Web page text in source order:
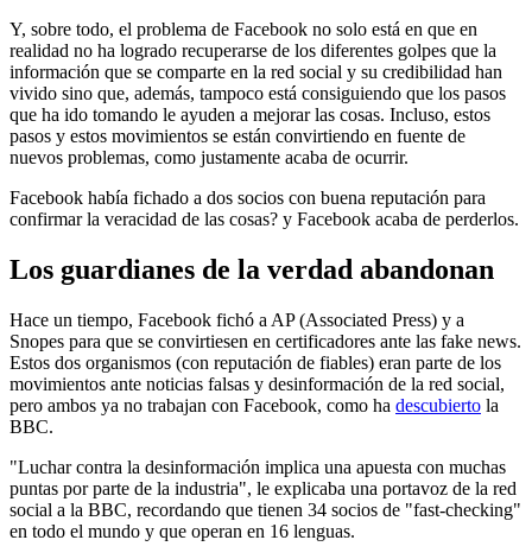
Y, sobre todo, el problema de Facebook no solo está en que en
realidad no ha logrado recuperarse de los diferentes golpes que la
información que se comparte en la red social y su credibilidad han
vivido sino que, además, tampoco está consiguiendo que los pasos
que ha ido tomando le ayuden a mejorar las cosas. Incluso, estos
pasos y estos movimientos se están convirtiendo en fuente de
nuevos problemas, como justamente acaba de ocurrir.
Facebook había fichado a dos socios con buena reputación para
confirmar la veracidad de las cosas? y Facebook acaba de perderlos.
Los guardianes de la verdad abandonan
Hace un tiempo, Facebook fichó a AP (Associated Press) y a
Snopes para que se convirtiesen en certificadores ante las fake news.
Estos dos organismos (con reputación de fiables) eran parte de los
movimientos ante noticias falsas y desinformación de la red social,
pero ambos ya no trabajan con Facebook, como ha descubierto la
BBC.
"Luchar contra la desinformación implica una apuesta con muchas
puntas por parte de la industria", le explicaba una portavoz de la red
social a la BBC, recordando que tienen 34 socios de "fast-checking"
en todo el mundo y que operan en 16 lenguas.